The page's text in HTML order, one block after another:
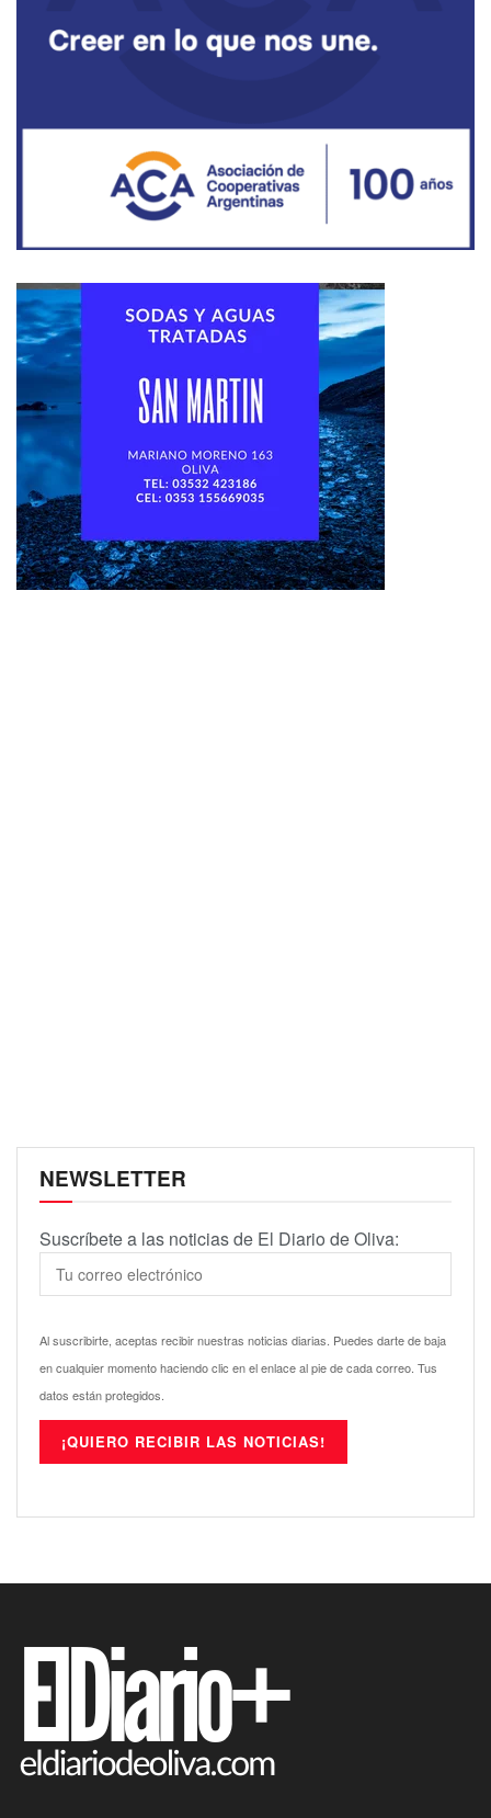
NEWSLETTER
Suscríbete a las noticias de El Diario de Oliva:
Al suscribirte, aceptas recibir nuestras noticias diarias. Puedes darte de baja
en cualquier momento haciendo clic en el enlace al pie de cada correo. Tus
datos están protegidos.